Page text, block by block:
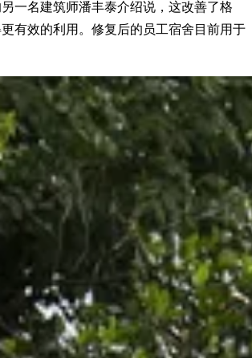
一名建筑师潘丰泰介绍说，这改善了格
有效的利用。修复后的员工宿舍目前用于